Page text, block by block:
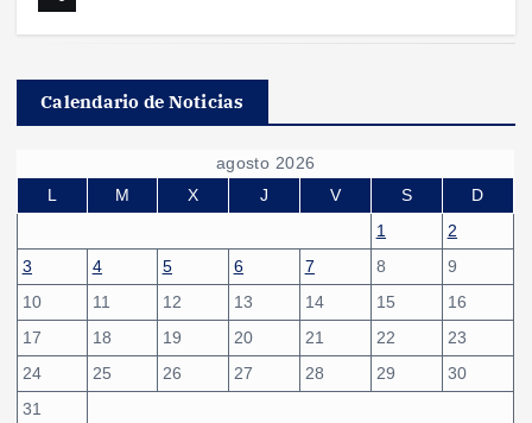
Calendario de Noticias
agosto 2026
L
M X J V S
D
1
2
3
4 5 6 7 8
9
10
11 12 13 14 15
16
17
18 19 20 21 22
23
24
25 26 27 28 29
30
31